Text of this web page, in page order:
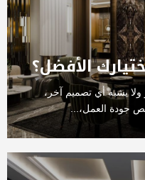
الأفضل؟
يشبه أي تصميم آخر،
جودة العمل،...